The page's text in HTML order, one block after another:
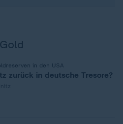
in den USA
zurück in deutsche Tresore?